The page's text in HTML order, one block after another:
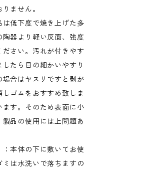
ません。
は低下度で焼き上げた多
器より軽い反面、強度
さい。汚れが付きやす
たら目の細かいやすり
合はヤスリですと剥が
ゴムをおすすめ致しま
す。そのため表面に小
品の使用には上問題あ
：本体の下に敷いてお使
は水洗いで落ちますの